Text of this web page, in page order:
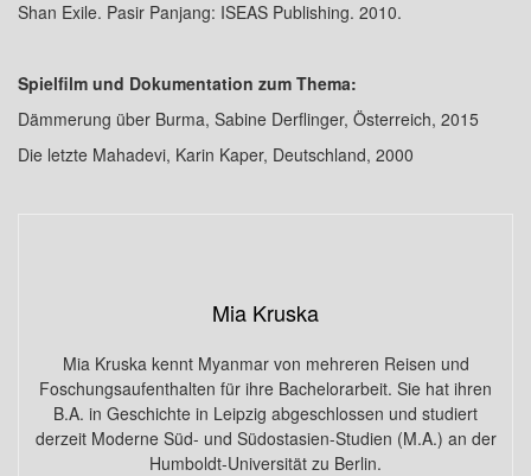
Shan Exile. Pasir Panjang: ISEAS Publishing. 2010.
Spielfilm und Dokumentation zum Thema:
Dämmerung über Burma, Sabine Derflinger, Österreich, 2015
Die letzte Mahadevi, Karin Kaper, Deutschland, 2000
Mia Kruska
Mia Kruska kennt Myanmar von mehreren Reisen und
Foschungsaufenthalten für ihre Bachelorarbeit. Sie hat ihren
B.A. in Geschichte in Leipzig abgeschlossen und studiert
derzeit Moderne Süd- und Südostasien-Studien (M.A.) an der
Humboldt-Universität zu Berlin.